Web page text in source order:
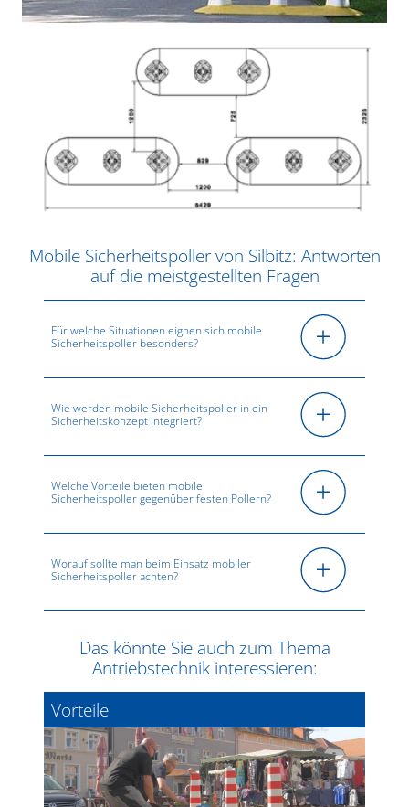
Mobile Sicherheitspoller von Silbitz: Antworten
auf die meistgestellten Fragen
Für welche Situationen eignen sich mobile
Sicherheitspoller besonders?
Wie werden mobile Sicherheitspoller in ein
Sicherheitskonzept integriert?
Welche Vorteile bieten mobile
Sicherheitspoller gegenüber festen Pollern?
Worauf sollte man beim Einsatz mobiler
Sicherheitspoller achten?
Das könnte Sie auch zum Thema
Antriebstechnik interessieren:
Vorteile